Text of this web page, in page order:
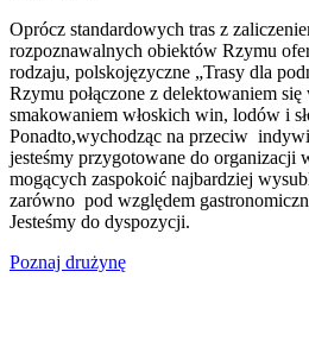
Oprócz standardowych tras z
rozpoznawalnych obiektów Rzymu
rodzaju, polskojęzyczne „Trasy dla
Rzymu połączone z delektowaniem się
smakowaniem włoskich win, lodów i
Ponadto,wychodząc na przeciw
jesteśmy przygotowane do organizacji
mogących zaspokoić najbardziej
zarówno pod względem
Jesteśmy do dyspozycji.
Poznaj drużynę